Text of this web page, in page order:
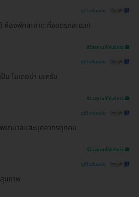
ดูรีวิวต้นฉบับ
ห้องพักสะอาด ที่จอดรถสะดวก
รีวิวสถานที่ให้บริการ 🏥
ดูรีวิวต้นฉบับ
น โมเดอน่า นะครับ
รีวิวสถานที่ให้บริการ 🏥
ดูรีวิวต้นฉบับ
ยาบาลและบุคลากรทุกคน
รีวิวสถานที่ให้บริการ 🏥
ดูรีวิวต้นฉบับ
ขภาพ